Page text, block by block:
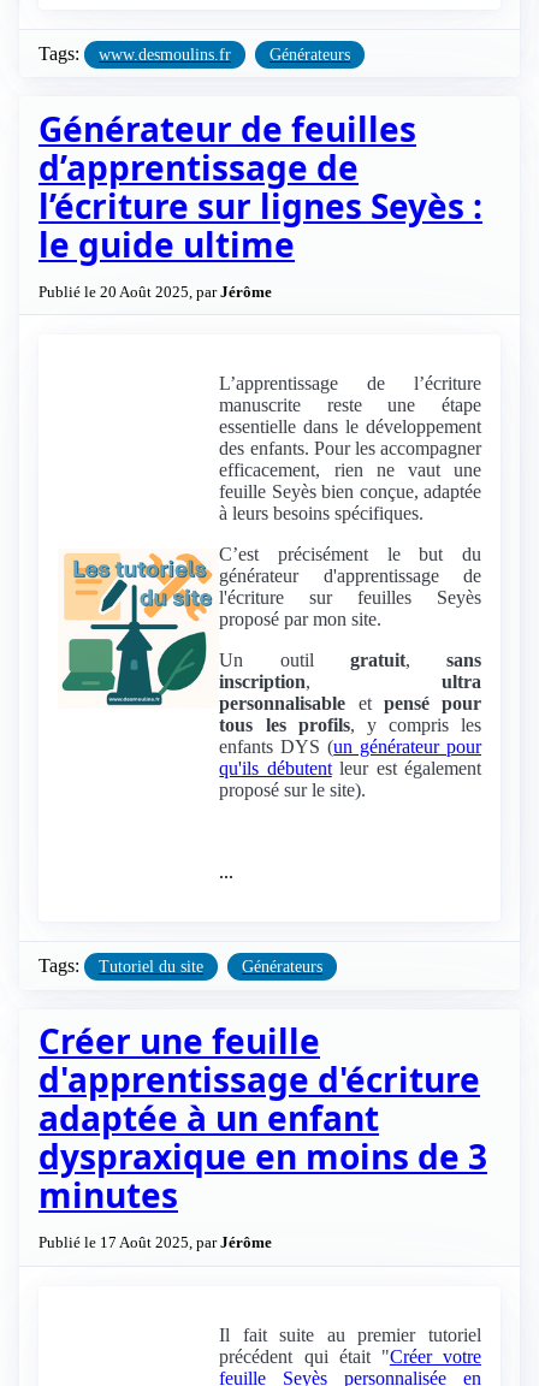
Tags: www.desmoulins.fr Générateurs
Générateur de feuilles
d’apprentissage de
l’écriture sur lignes Seyès :
le guide ultime
Publié le 20 Août 2025, parJérôme
L’apprentissage de l’écriture
manuscrite reste une étape
essentielle dans le développement
des enfants. Pour les accompagner
efficacement, rien ne vaut une
feuille Seyès bien conçue, adaptée
à leurs besoins spécifiques.
C’est précisément le but du
générateur d'apprentissage de
l'écriture sur feuilles Seyès
proposé par mon site.
Un outil gratuit, sans
inscription, ultra
personnalisable et pensé pour
tous les profils, y compris les
enfants DYS (un générateur pour
qu'ils débutentleur est également
proposé sur le site).
...
Tags: Tutoriel du site Générateurs
Créer une feuille
d'apprentissage d'écriture
adaptée à un enfant
dyspraxique en moins de 3
minutes
Publié le 17 Août 2025, parJérôme
Il fait suite au premier tutoriel
précédent qui était "Créer votre
feuille Seyès personnalisée en